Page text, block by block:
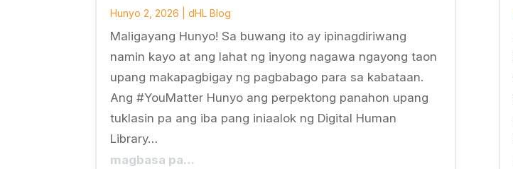
Hunyo 2, 2026 |dHL Blog
Maligayang Hunyo! Sa buwang ito ay ipinagdiriwang
namin kayo at ang lahat ng inyong nagawa ngayong taon
upang makapagbigay ng pagbabago para sa kabataan.
Ang #YouMatter Hunyo ang perpektong panahon upang
tuklasin pa ang iba pang iniaalok ng Digital Human
Library…
magbasa pa…